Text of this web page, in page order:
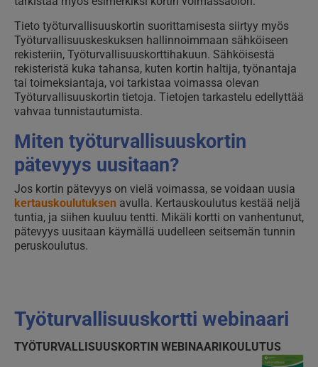
Tieto työturvallisuuskortin suorittamisesta siirtyy myös
Työturvallisuuskeskuksen hallinnoimmaan sähköiseen
rekisteriin, Työturvallisuuskorttihakuun. Sähköisestä
rekisteristä kuka tahansa, kuten kortin haltija, työnantaja
tai toimeksiantaja, voi tarkistaa voimassa olevan
Työturvallisuuskortin tietoja. Tietojen tarkastelu edellyttää
vahvaa tunnistautumista.
Miten työturvallisuuskortin
pätevyys uusitaan?
Jos kortin pätevyys on vielä voimassa, se voidaan uusia
kertauskoulutuksen avulla. Kertauskoulutus kestää neljä
tuntia, ja siihen kuuluu tentti. Mikäli kortti on vanhentunut,
pätevyys uusitaan käymällä uudelleen seitsemän tunnin
peruskoulutus.
Työturvallisuuskortti webinaari
TYÖTURVALLISUUSKORTIN WEBINAARIKOULUTUS